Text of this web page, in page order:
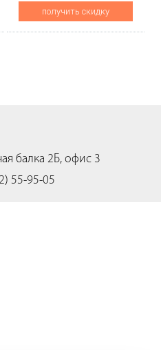
получить скидку
балка 2Б, офис 3
55-95-05